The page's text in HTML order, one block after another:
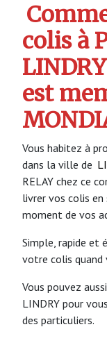
colis à
est
Vous habitez à
dans la ville de
RELAY chez ce
livrer vos colis
moment de vos
Simple, rapide et
votre colis quand
Vous pouvez
LINDRY pour
des particuliers.